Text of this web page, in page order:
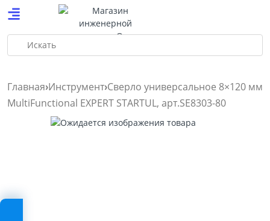
Искать
Главная Инструмент Сверло универсальное 8×120 мм
MultiFunctional EXPERT STARTUL, арт.SE8303-80